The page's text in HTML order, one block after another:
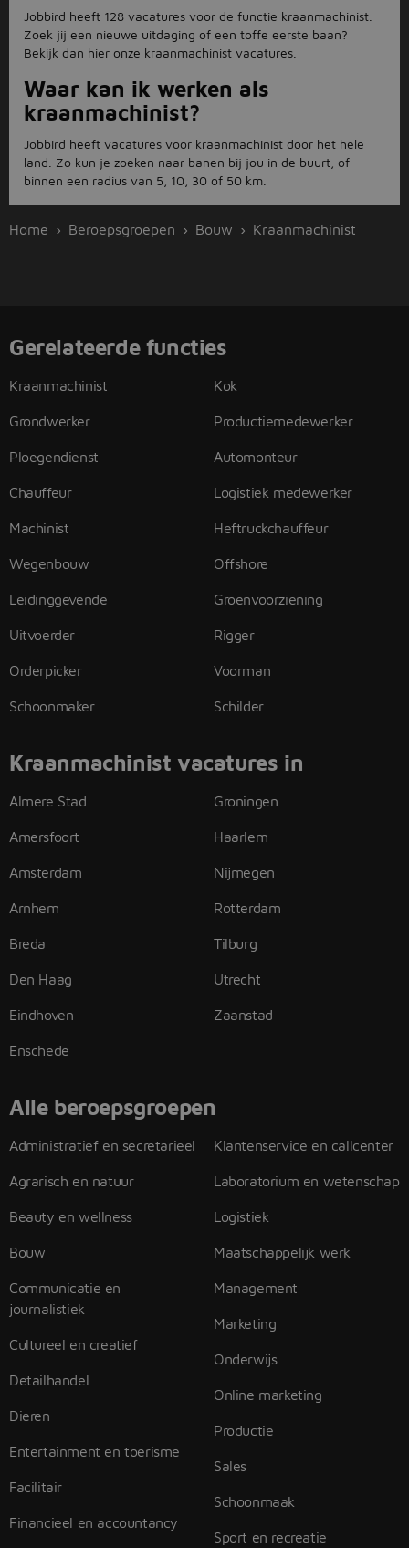
Jobbird heeft 128 vacatures voor de functie kraanmachinist.
Zoek jij een nieuwe uitdaging of een toffe eerste baan?
Bekijk dan hier onze kraanmachinist vacatures.
Waar kan ik werken als
kraanmachinist?
Jobbird heeft vacatures voor kraanmachinist door het hele
land. Zo kun je zoeken naar banen bij jou in de buurt, of
binnen een radius van 5, 10, 30 of 50 km.
Home Beroepsgroepen Bouw Kraanmachinist
Gerelateerde functies
Kraanmachinist
Grondwerker
Ploegendienst
Chauffeur
Machinist
Wegenbouw
Leidinggevende
Uitvoerder
Orderpicker
Schoonmaker
Kok
Productiemedewerker
Automonteur
Logistiek medewerker
Heftruckchauffeur
Offshore
Groenvoorziening
Rigger
Voorman
Schilder
Kraanmachinist vacatures in
Almere Stad
Amersfoort
Amsterdam
Arnhem
Breda
Den Haag
Eindhoven
Enschede
Groningen
Haarlem
Nijmegen
Rotterdam
Tilburg
Utrecht
Zaanstad
Alle beroepsgroepen
Administratief en secretarieel
Agrarisch en natuur
Beauty en wellness
Bouw
Communicatie en
journalistiek
Cultureel en creatief
Detailhandel
Dieren
Entertainment en toerisme
Facilitair
Financieel en accountancy
Klantenservice en callcenter
Laboratorium en wetenschap
Logistiek
Maatschappelijk werk
Management
Marketing
Onderwijs
Online marketing
Productie
Sales
Schoonmaak
Sport en recreatie